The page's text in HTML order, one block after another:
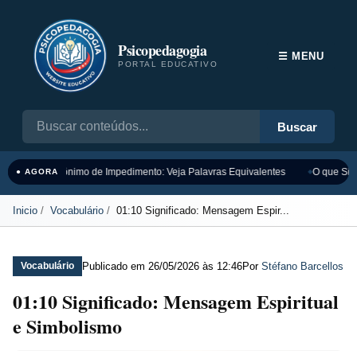
Psicopedagogia
PORTAL EDUCATIVO
Buscar
☰ MENU
● AGORASinônimo de Impedimento: Veja Palavras Equivalentes O que
Inicio Vocabulário 01:10 Significado: Mensagem Espir...
Vocabulário Publicado em 26/05/2026 às 12:46Por Stéfano Barcellos
01:10 Significado: Mensagem Espiritual
e Simbolismo